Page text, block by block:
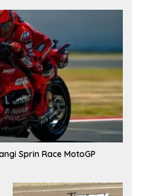
Sprin Race MotoGP